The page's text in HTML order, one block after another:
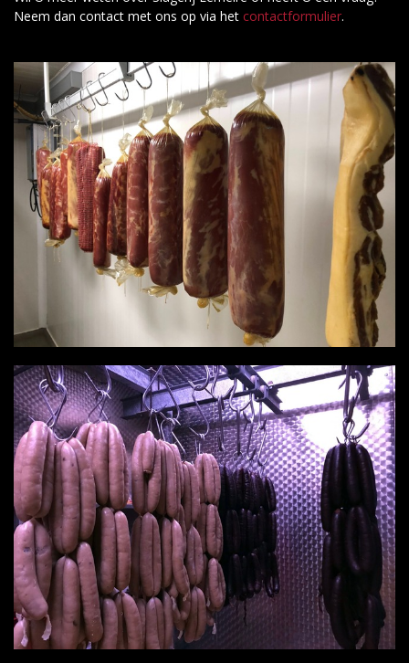
Neem dan contact met ons op via het contactformulier.